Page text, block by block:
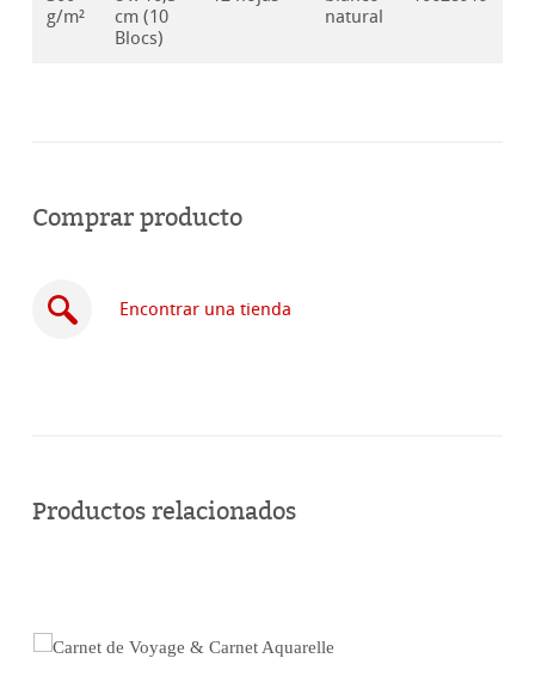
g/m²
cm (10
Blocs)
natural
Comprar producto
Encontrar una tienda
línea
Productos relacionados